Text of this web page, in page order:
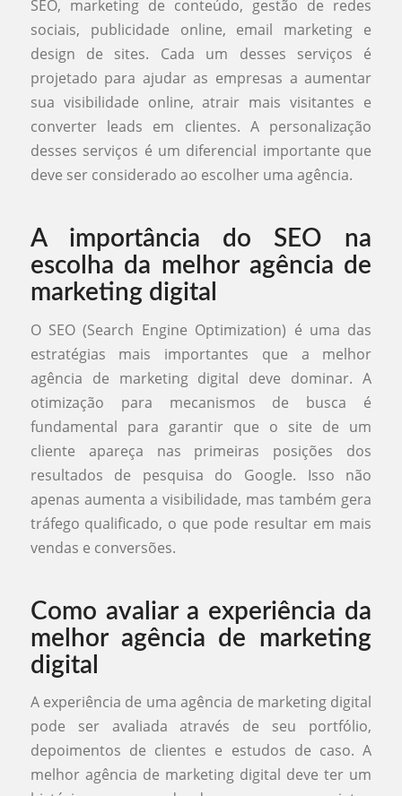
SEO, marketing de conteúdo, gestão de redes
sociais, publicidade online, email marketing e
design de sites. Cada um desses serviços é
projetado para ajudar as empresas a aumentar
sua visibilidade online, atrair mais visitantes e
converter leads em clientes. A personalização
desses serviços é um diferencial importante que
deve ser considerado ao escolher uma agência.
A importância do SEO na
escolha da melhor agência de
marketing digital
O SEO (Search Engine Optimization) é uma das
estratégias mais importantes que a melhor
agência de marketing digital deve dominar. A
otimização para mecanismos de busca é
fundamental para garantir que o site de um
cliente apareça nas primeiras posições dos
resultados de pesquisa do Google. Isso não
apenas aumenta a visibilidade, mas também gera
tráfego qualificado, o que pode resultar em mais
vendas e conversões.
Como avaliar a experiência da
melhor agência de marketing
digital
A experiência de uma agência de marketing digital
pode ser avaliada através de seu portfólio,
depoimentos de clientes e estudos de caso. A
melhor agência de marketing digital deve ter um